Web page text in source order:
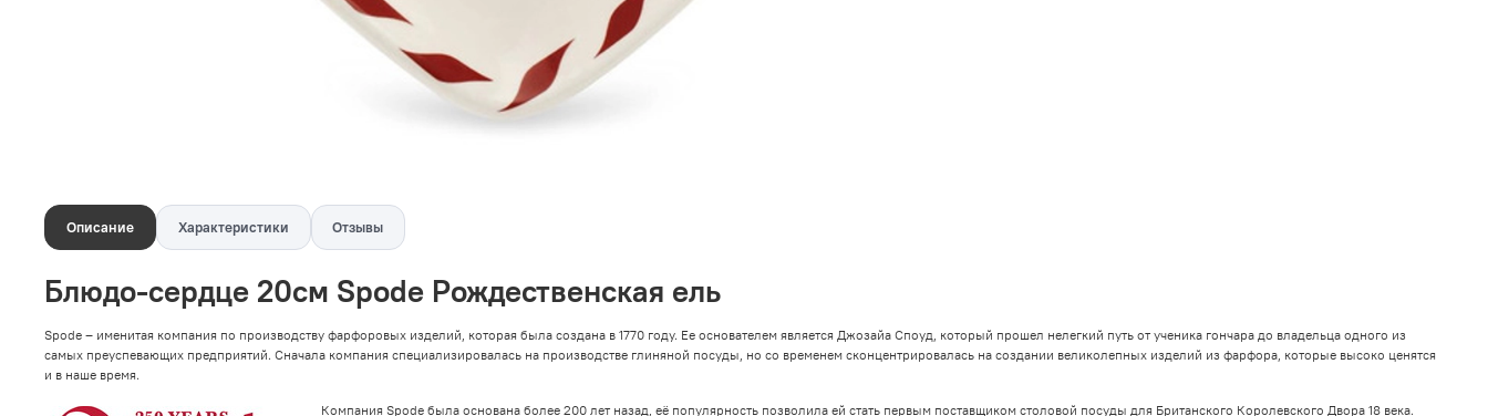
Описание Характеристики Отзывы
Блюдо-сердце 20см Spode Рождественская ель
Spode – именитая компания по производству фарфоровых изделий, которая была создана в 1770 году. Ее основателем является Джозайа Споуд, который прошел нелегкий путь от ученика гончара до владельца одного из
самых преуспевающих предприятий. Сначала компания специализировалась на производстве глиняной посуды, но со временем сконцентрировалась на создании великолепных изделий из фарфора, которые высоко ценятся
и в наше время.
Компания Spode была основана более 200 лет назад, её популярность позволила ей стать первым поставщиком столовой посуды для Британского Королевского Двора 18 века.